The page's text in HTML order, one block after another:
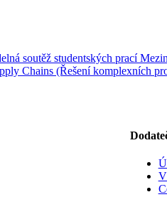
soutěž studentských prací
Chains (Řešení komplexních